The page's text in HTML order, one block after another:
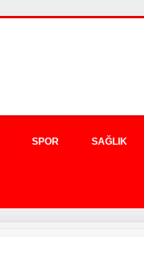
SPOR SAĞLIK